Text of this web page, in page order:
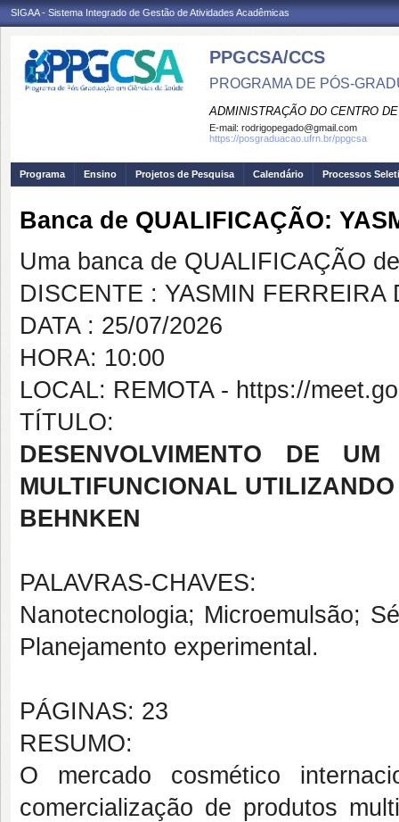
SIGAA - Sistema Integrado de Gestão de Atividades Acadêmicas
PPGCSA/CCS
PROGRAMA DE PÓS-
ADMINISTRAÇÃO DO CENTRO
E-mail: rodrigopegado@gmail.com
https://posgraduacao.ufrn.br/ppgcsa
Programa Ensino Projetos de Pesquisa Calendário Processos
Banca de QUALIFICAÇÃO:
Uma banca de QUALIFICAÇÃO
DISCENTE : YASMIN FERREIRA
DATA : 25/07/2026
HORA: 10:00
LOCAL: REMOTA - https://
TÍTULO:
DESENVOLVIMENTO DE
MULTIFUNCIONAL
BEHNKEN
PALAVRAS-CHAVES:
Nanotecnologia; Microemulsão;
Planejamento experimental.
PÁGINAS: 23
RESUMO:
O mercado cosmético
comercialização de produtos